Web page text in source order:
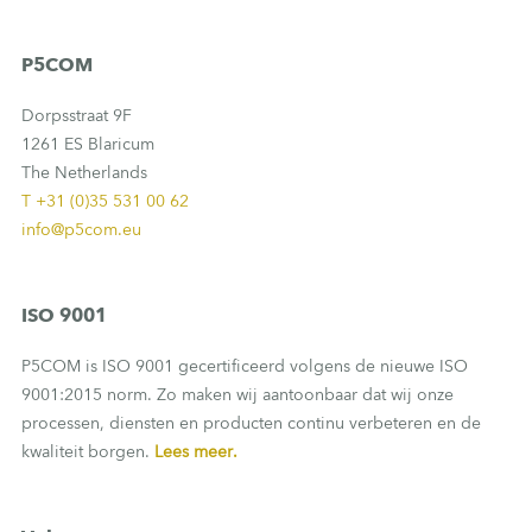
P5COM
Dorpsstraat 9F
1261 ES Blaricum
The Netherlands
T +31 (0)35 531 00 62
info@p5com.eu
ISO 9001
P5COM is ISO 9001 gecertificeerd volgens de nieuwe ISO
9001:2015 norm. Zo maken wij aantoonbaar dat wij onze
processen, diensten en producten continu verbeteren en de
kwaliteit borgen. Lees meer.